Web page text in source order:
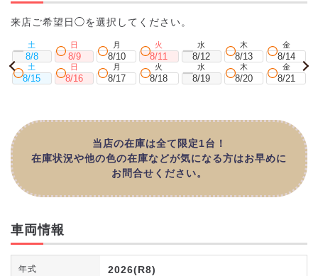
来店ご希望日◯を選択してください。
土
8/8
日
8/9
月
8/10
火
8/11
水
8/12
木
8/13
金
8/14
土
8/15
日
8/16
月
8/17
火
8/18
水
8/19
木
8/20
金
8/21
当店の在庫は全て限定1台！
在庫状況や他の色の在庫などが気になる方はお早めに
お問合せください。
車両情報
年式 2026(R8)